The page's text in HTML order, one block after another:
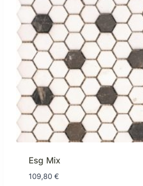
Esg Mix
109,80 €